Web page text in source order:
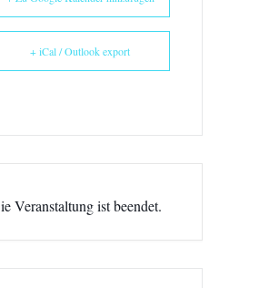
+ iCal / Outlook export
Veranstaltung ist beendet.